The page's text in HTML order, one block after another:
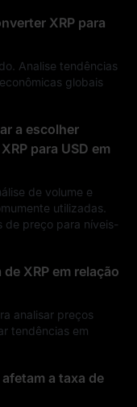
XRP para
Analise tendências
globais
a escolher
para USD em
de volume e
utilizadas.
de preço para níveis-
XRP em relação
analisar preços
tendências em
a taxa de